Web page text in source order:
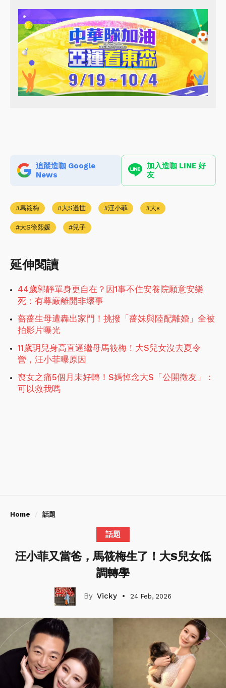
追蹤造咖 Google
News
加入造咖 LINE 好
友
馬筱梅 大S過世 汪小菲 大s
大S徐熙媛 兒子
延伸閱讀
44歲郭靜單身更自在？因1事不住安養院願意安樂
死：有尊嚴離開非壞事
薔薔生母遭轟出家門！挑撥「薔妹與陸配離婚」全被
拍影片曝光
11歲玥兒身高直逼繼母馬筱梅！大S兒女沒去夏令
營，汪小菲曝原因
喪女之痛5個月未好轉！S媽悼念大S「公開徵友」：
可以救我嗎
Home 話題
話題
汪小菲又當爸，馬筱梅生了！大S兒女低
調轉學
Vicky 24 Feb, 2026